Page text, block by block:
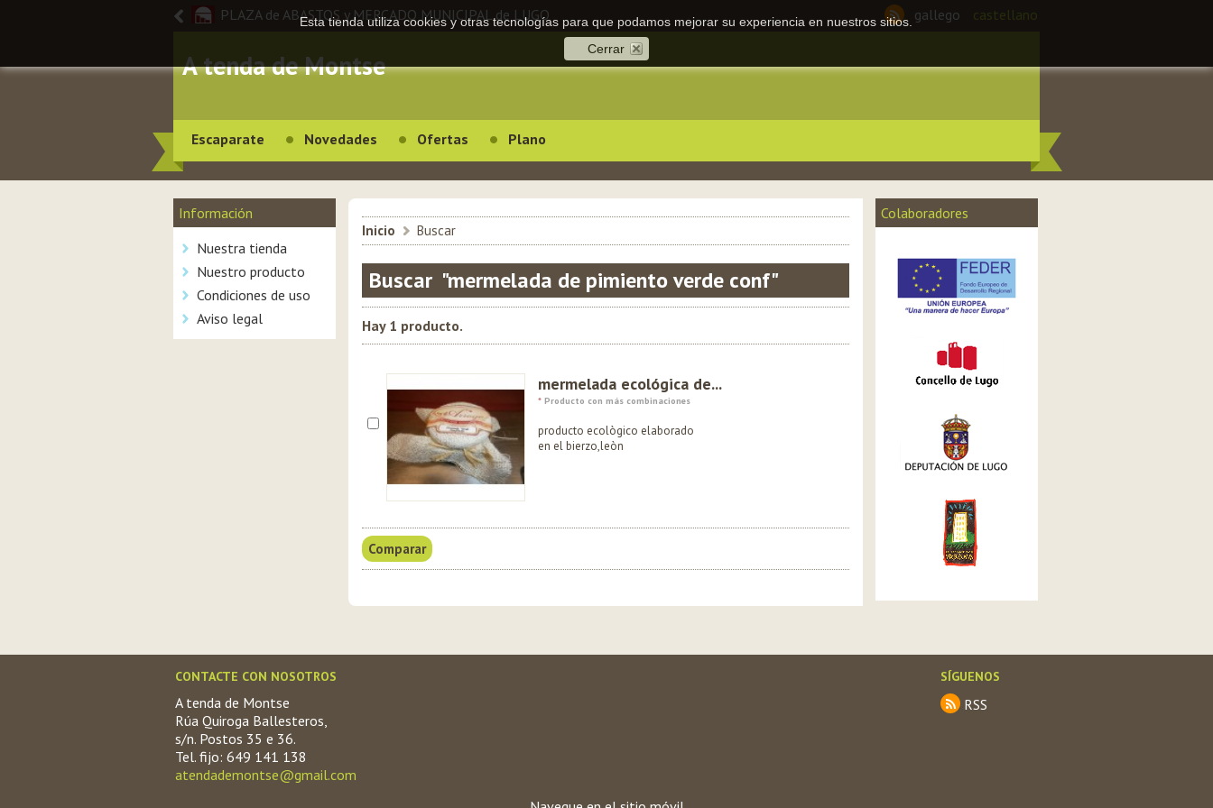
PLAZA de ABASTOS y MERCADO MUNICIPAL de LUGO
A tenda de Montse
gallego castellano
Escaparate Novedades Ofertas Plano
Información
Nuestra tienda
Nuestro producto
Condiciones de uso
Aviso legal
Inicio > Buscar
Buscar "mermelada de pimiento verde conf"
Hay 1 producto.
mermelada ecológica de...
* Producto con más combinaciones
producto ecològico elaborado
en el bierzo,leòn
Colaboradores
CONTACTE CON NOSOTROS
A tenda de Montse
Rúa Quiroga Ballesteros,
s/n. Postos 35 e 36.
Tel. fijo: 649 141 138
atendademontse@gmail.com
SÍGUENOS
RSS
Esta tienda utiliza cookies y otras tecnologías para que podamos mejorar su experiencia en nuestros sitios.
Cerrar